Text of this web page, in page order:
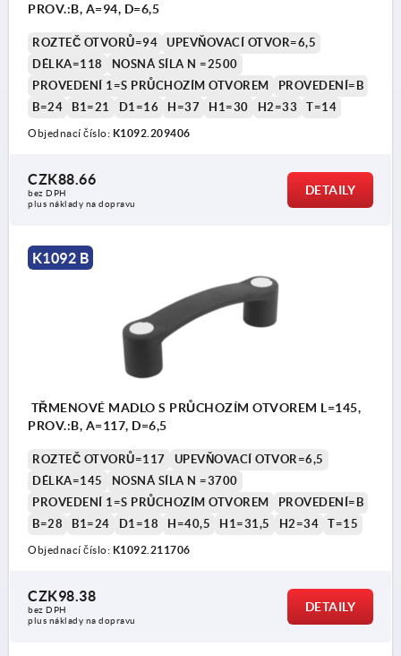
PROV.:B, A=94, D=6,5
ROZTEČ OTVORŮ=94
UPEVŇOVACÍ OTVOR=6,5
DÉLKA=118
NOSNÁ SÍLA N =2500
PROVEDENÍ 1=S PRŮCHOZÍM OTVOREM
PROVEDENÍ=B
B=24
B1=21 D1=16 H=37 H1=30 H2=33 T=14
Objednací číslo: K1092.209406
CZK88.66
bez DPH
plus náklady na dopravu
DETAILY
K1092 B
TŘMENOVÉ MADLO S PRŮCHOZÍM OTVOREM L=145,
PROV.:B, A=117, D=6,5
ROZTEČ OTVORŮ=117
UPEVŇOVACÍ OTVOR=6,5
DÉLKA=145
NOSNÁ SÍLA N =3700
PROVEDENÍ 1=S PRŮCHOZÍM OTVOREM
PROVEDENÍ=B
B=28
B1=24 D1=18 H=40,5 H1=31,5 H2=34 T=15
Objednací číslo: K1092.211706
CZK98.38
bez DPH
plus náklady na dopravu
DETAILY